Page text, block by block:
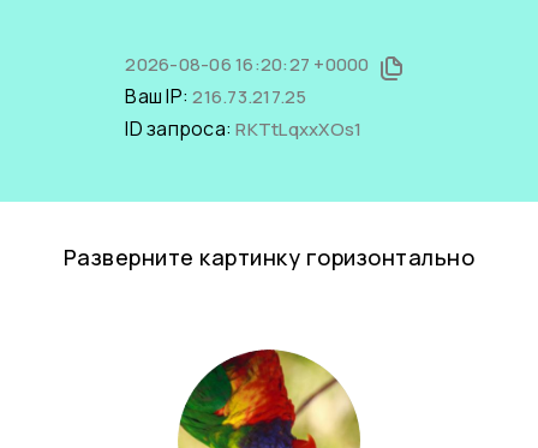
2026-08-06 16:20:27 +0000
Ваш IP:216.73.217.25
ID запроса:RKTtLqxxXOs1
Разверните картинку горизонтально